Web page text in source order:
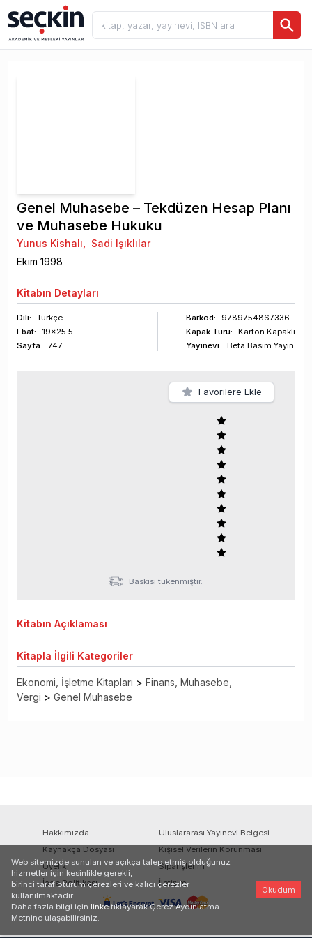
Genel Muhasebe – Tekdüzen Hesap Planı
ve Muhasebe Hukuku
Yunus Kishalı
Sadi Işıklılar
Ekim 1998
Kitabın Detayları
Dili:
Türkçe
Ebat:
19x25.5
Sayfa: 747
Barkod:
9789754867336
Kapak Türü:
Karton Kapaklı
Yayınevi:
Beta Basım Yayın
Favorilere Ekle
Baskısı tükenmiştir.
Kitabın Açıklaması
Kitapla İlgili Kategoriler
Ekonomi, İşletme Kitapları > Finans, Muhasebe,
Vergi > Genel Muhasebe
Hakkımızda
Uluslararası Yayınevi Belgesi
Kaynakça Dosyası
Kişisel Verilerin Korunması
Üyelik
Siparişlerim
İade Politikası
İletişim
Web sitemizde sunulan ve açıkça talep etmiş olduğunuz
hizmetler için kesinlikle gerekli,
birinci taraf oturum çerezleri ve kalıcı çerezler
kullanılmaktadır.
Daha fazla bilgi için linke tıklayarak Çerez Aydınlatma
Metnine ulaşabilirsiniz.
Okudum